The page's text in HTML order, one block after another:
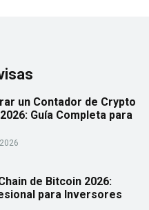
un Contador de Crypto
Guía Completa para
de Bitcoin 2026:
para Inversores